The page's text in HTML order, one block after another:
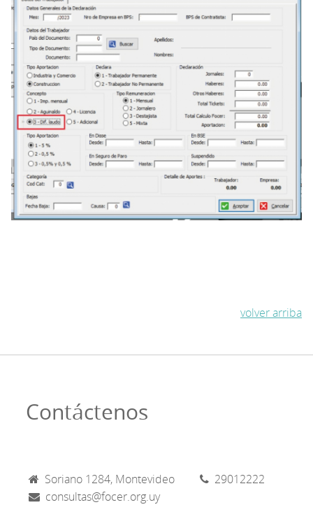
volver arriba
Contáctenos
Soriano 1284, Montevideo
29012222
consultas@focer.org.uy